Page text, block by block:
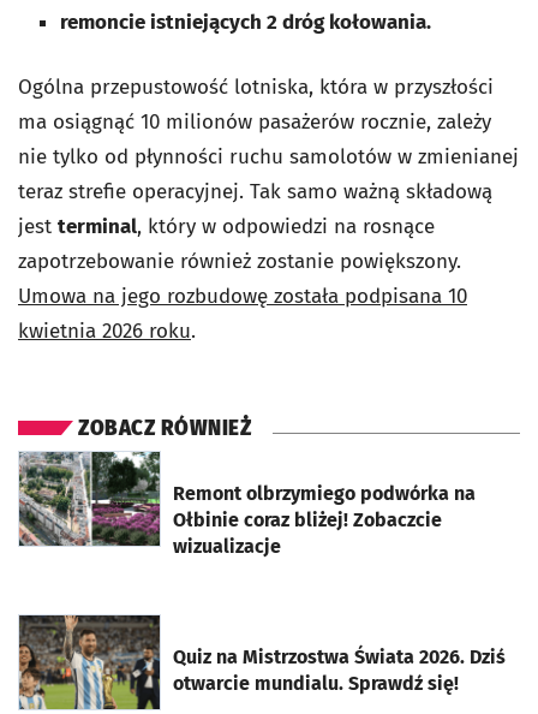
remoncie istniejących 2 dróg kołowania.
Ogólna przepustowość lotniska, która w przyszłości
ma osiągnąć 10 milionów pasażerów rocznie, zależy
nie tylko od płynności ruchu samolotów w zmienianej
teraz strefie operacyjnej. Tak samo ważną składową
jest terminal, który w odpowiedzi na rosnące
zapotrzebowanie również zostanie powiększony.
Umowa na jego rozbudowę została podpisana 10
kwietnia 2026 roku.
ZOBACZ RÓWNIEŻ
Remont olbrzymiego podwórka na
Ołbinie coraz bliżej! Zobaczcie
wizualizacje
otworzy się w nowej karcie
Quiz na Mistrzostwa Świata 2026. Dziś
otwarcie mundialu. Sprawdź się!
otworzy się w nowej karcie